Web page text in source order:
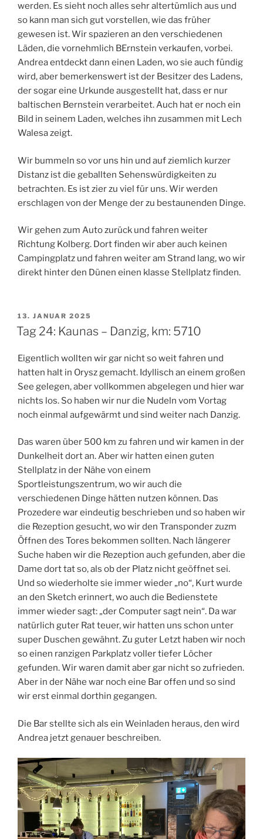
werden. Es sieht noch alles sehr altertümlich aus und
so kann man sich gut vorstellen, wie das früher
gewesen ist. Wir spazieren an den verschiedenen
Läden, die vornehmlich BErnstein verkaufen, vorbei.
Andrea entdeckt dann einen Laden, wo sie auch fündig
wird, aber bemerkenswert ist der Besitzer des Ladens,
der sogar eine Urkunde ausgestellt hat, dass er nur
baltischen Bernstein verarbeitet. Auch hat er noch ein
Bild in seinem Laden, welches ihn zusammen mit Lech
Walesa zeigt.
Wir bummeln so vor uns hin und auf ziemlich kurzer
Distanz ist die geballten Sehenswürdigkeiten zu
betrachten. Es ist zier zu viel für uns. Wir werden
erschlagen von der Menge der zu bestaunenden Dinge.
Wir gehen zum Auto zurück und fahren weiter
Richtung Kolberg. Dort finden wir aber auch keinen
Campingplatz und fahren weiter am Strand lang, wo wir
direkt hinter den Dünen einen klasse Stellplatz finden.
VERÖFFENTLICHT
AM
13. JANUAR 2025
Tag 24: Kaunas – Danzig, km: 5710
Eigentlich wollten wir gar nicht so weit fahren und
hatten halt in Orysz gemacht. Idyllisch an einem großen
See gelegen, aber vollkommen abgelegen und hier war
nichts los. So haben wir nur die Nudeln vom Vortag
noch einmal aufgewärmt und sind weiter nach Danzig.
Das waren über 500 km zu fahren und wir kamen in der
Dunkelheit dort an. Aber wir hatten einen guten
Stellplatz in der Nähe von einem
Sportleistungszentrum, wo wir auch die
verschiedenen Dinge hätten nutzen können. Das
Prozedere war eindeutig beschrieben und so haben wir
die Rezeption gesucht, wo wir den Transponder zuzm
Öffnen des Tores bekommen sollten. Nach längerer
Suche haben wir die Rezeption auch gefunden, aber die
Dame dort tat so, als ob der Platz nicht geöffnet sei.
Und so wiederholte sie immer wieder „no“, Kurt wurde
an den Sketch erinnert, wo auch die Bedienstete
immer wieder sagt: „der Computer sagt nein“. Da war
natürlich guter Rat teuer, wir hatten uns schon unter
super Duschen gewähnt. Zu guter Letzt haben wir noch
so einen ranzigen Parkplatz voller tiefer Löcher
gefunden. Wir waren damit aber gar nicht so zufrieden.
Aber in der Nähe war noch eine Bar offen und so sind
wir erst einmal dorthin gegangen.
Die Bar stellte sich als ein Weinladen heraus, den wird
Andrea jetzt genauer beschreiben.